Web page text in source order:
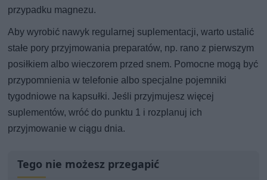
przypadku magnezu.
Aby wyrobić nawyk regularnej suplementacji, warto ustalić
stałe pory przyjmowania preparatów, np. rano z pierwszym
posiłkiem albo wieczorem przed snem. Pomocne mogą być
przypomnienia w telefonie albo specjalne pojemniki
tygodniowe na kapsułki. Jeśli przyjmujesz więcej
suplementów, wróć do punktu 1 i rozplanuj ich
przyjmowanie w ciągu dnia.
Tego nie możesz przegapić